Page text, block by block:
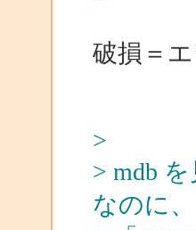
破損＝
>
> mdb
なのに、